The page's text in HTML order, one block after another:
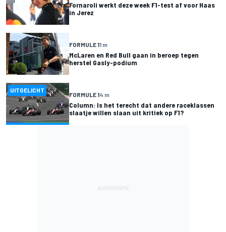
Fornaroli werkt deze week F1-test af voor Haas
in Jerez
FORMULE 11 m
McLaren en Red Bull gaan in beroep tegen
herstel Gasly-podium
UITGELICHT
FORMULE 14 m
Column: Is het terecht dat andere raceklassen
slaatje willen slaan uit kritiek op F1?